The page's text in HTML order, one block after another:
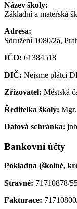
Název školy:
Základní a mateřská
Adresa:
Sdružení 1080/2a,
IČO: 61384518
DIČ: Nejsme plátci
Zřizovatel: Městská
Ředitelka školy:
Datová schránka:
Bankovní účty
Pokladna (školné,
Stravné: 71710878/
Fakturace: